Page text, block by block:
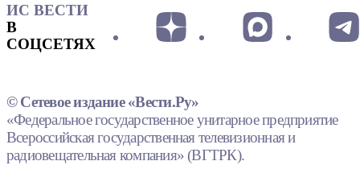
ИС ВЕСТИ
В
СОЦСЕТЯХ
© Сетевое издание «Вести.Ру»
«Федеральное государственное унитарное предприятие
Всероссийская государственная телевизионная и
радиовещательная компания» (ВГТРК).